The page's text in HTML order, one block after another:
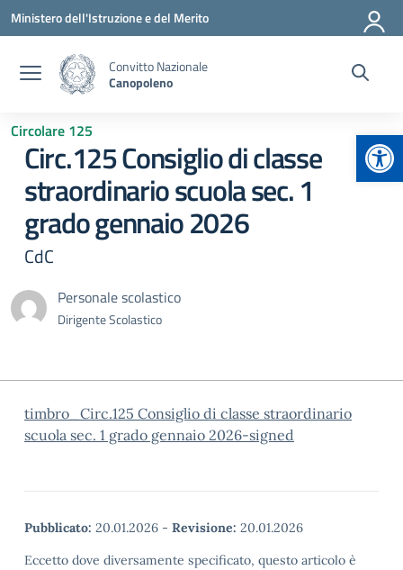
Vai ai contenuti
Vai al menu di navigazione
Vai al footer
Ministero dell'Istruzione e del Merito
Convitto Nazionale
Canopoleno
Circolare 125
Circ.125 Consiglio di classe
straordinario scuola sec. 1
grado gennaio 2026
CdC
Personale scolastico
Dirigente Scolastico
timbro_Circ.125 Consiglio di classe straordinario
scuola sec. 1 grado gennaio 2026-signed
Pubblicato: 20.01.2026 - Revisione: 20.01.2026
Eccetto dove diversamente specificato, questo articolo è